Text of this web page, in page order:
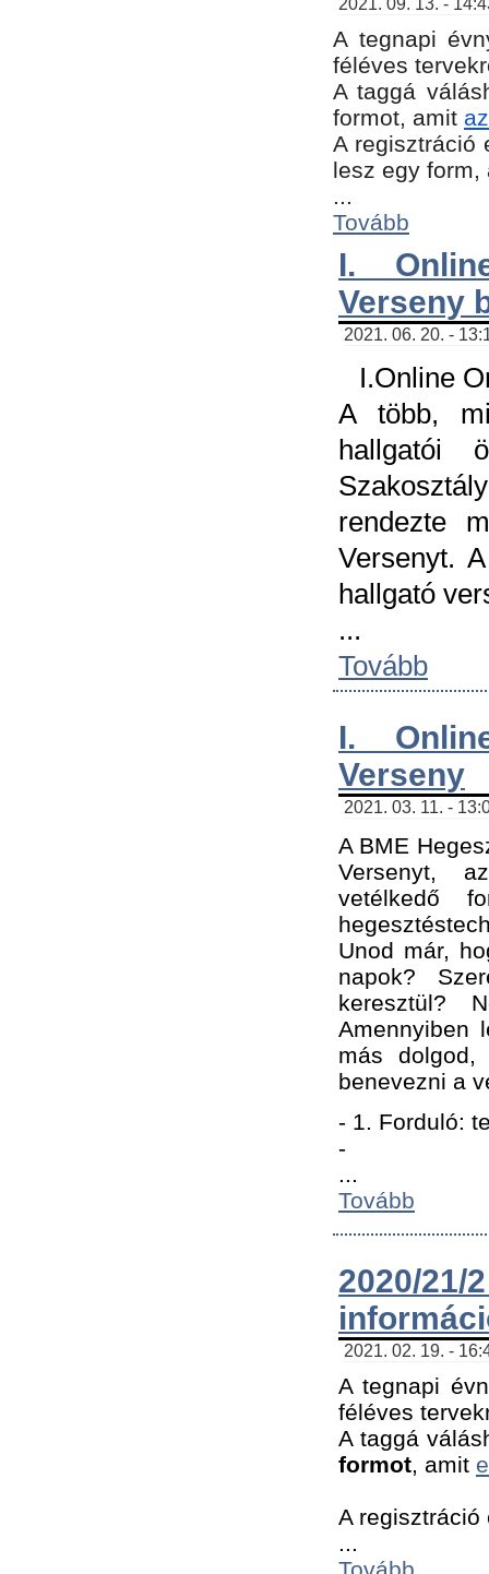
A tegnapi
féléves
A taggá
formot, amit
A regisztráció
lesz egy
...
Tovább
I.
Verseny
2021. 06. 20. -
I.Online
A több,
hallgatói
rendezte
Versenyt.
hallgató
...
Tovább
I.
Verseny
2021. 03. 11. -
A BME
Versenyt,
vetélkedő
Unod már,
napok?
keresztül?
Amennyiben
más
benevezni a
- 1. Forduló:
-
...
Tovább
2020/
2021. 02. 19. -
A tegnapi
féléves
A taggá
formot, amit
A
...